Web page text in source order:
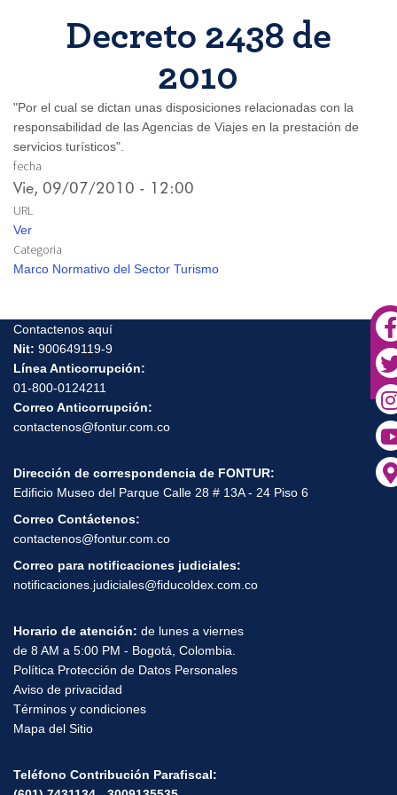
Decreto 2438 de
2010
"Por el cual se dictan unas disposiciones relacionadas con la
responsabilidad de las Agencias de Viajes en la prestación de
servicios turísticos".
fecha
Vie, 09/07/2010 - 12:00
URL
Ver
Categoria
Marco Normativo del Sector Turismo
Contactenos aquí
Nit: 900649119-9
Línea Anticorrupción:
01-800-0124211
Correo Anticorrupción:
contactenos@fontur.com.co
Dirección de correspondencia de FONTUR:
Edificio Museo del Parque Calle 28 # 13A - 24 Piso 6
Correo Contáctenos:
contactenos@fontur.com.co
Correo para notificaciones judiciales:
notificaciones.judiciales@fiducoldex.com.co
Horario de atención: de lunes a viernes
de 8 AM a 5:00 PM - Bogotá, Colombia.
Política Protección de Datos Personales
Aviso de privacidad
Términos y condiciones
Mapa del Sitio
Teléfono Contribución Parafiscal: